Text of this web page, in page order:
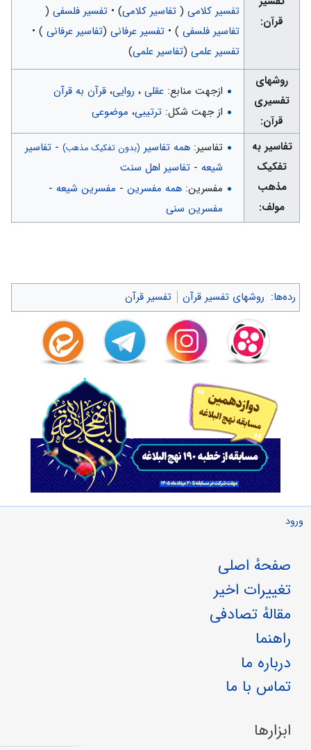
قرآن:
تفسیر كلامی(تفاسیر كلامی) • تفسیر فلسفی(
تفاسیر فلسفی ) • تفسیر عرفانی(تفاسیر عرفانی ) •
تفسیر علمی(تفاسیر علمی)
روشهای
تفسیری
قرآن:
ازجهت منابع: عقلی، روایی، قرآن به قرآن
از جهت شکل: ترتیبی، موضوعی
تفاسیر به
تفکیک
مذهب
مولف:
تفاسیر: همه تفاسیر (بدون تفکیک مذهب)- تفاسیر
شیعه- تفاسیر اهل سنت
مفسرین: همه مفسرین- مفسرین شیعه-
مفسرین سنی
رده‌ها: روشهای تفسیر قرآن تفسیر قرآن
ورود
صفحهٔ اصلی
تغییرات اخیر
مقالهٔ تصادفی
راهنما
درباره ما
تماس با ما
ابزارها